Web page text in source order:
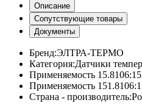
Описание
Сопутствующие товары
Документы
Бренд:ЭЛТРА-ТЕРМО
Категория:Датчики
Применяемость 15.8106:
Применяемость 151.8106:
Страна - производитель: